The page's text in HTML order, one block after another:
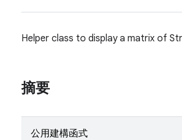
Helper class to display a matrix of
摘要
公用建構函式